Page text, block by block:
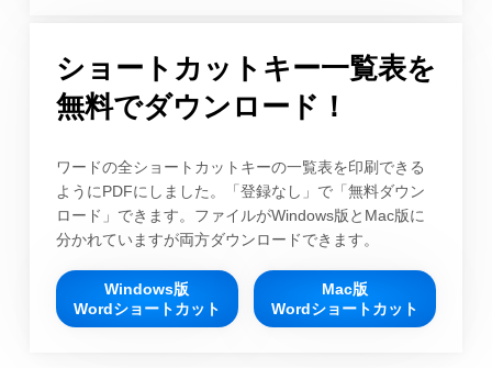
ショートカットキー一覧表を
無料でダウンロード！
ワードの全ショートカットキーの一覧表を印刷できる
ようにPDFにしました。「登録なし」で「無料ダウン
ロード」できます。ファイルがWindows版とMac版に
分かれていますが両方ダウンロードできます。
Windows版
Wordショートカット
Mac版
Wordショートカット